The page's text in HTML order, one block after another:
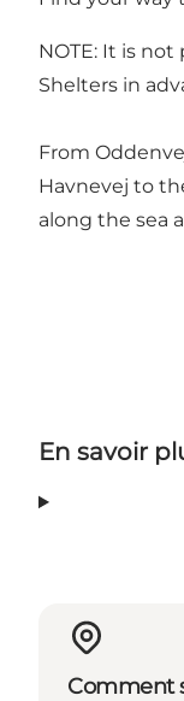
NOTE: It is
Shelters in
From
Havnevej to
along the sea
En savoir
Comment